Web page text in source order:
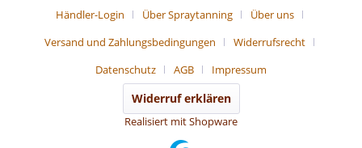
Händler-Login Über Spraytanning
Über uns
Versand und Zahlungsbedingungen
Widerrufsrecht
Datenschutz
AGB Impressum
Widerruf erklären
Realisiert mit Shopware